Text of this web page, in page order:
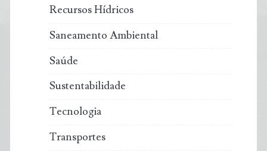
Recursos Hídricos
Saneamento Ambiental
Saúde
Sustentabilidade
Tecnologia
Transportes